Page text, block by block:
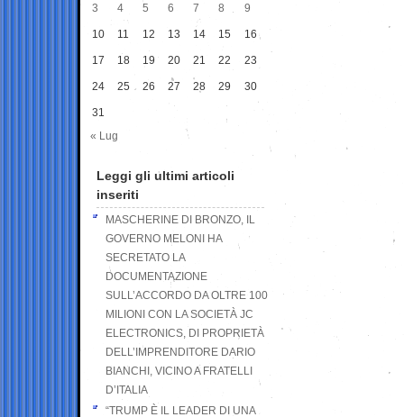
3 4 5 6 7 8 9
10 11 12 13 14 15 16
17 18 19 20 21 22 23
24 25 26 27 28 29 30
31
« Lug
Leggi gli ultimi articoli
inseriti
MASCHERINE DI BRONZO, IL
GOVERNO MELONI HA
SECRETATO LA
DOCUMENTAZIONE
SULL’ACCORDO DA OLTRE 100
MILIONI CON LA SOCIETÀ JC
ELECTRONICS, DI PROPRIETÀ
DELL’IMPRENDITORE DARIO
BIANCHI, VICINO A FRATELLI
D’ITALIA
“TRUMP È IL LEADER DI UNA